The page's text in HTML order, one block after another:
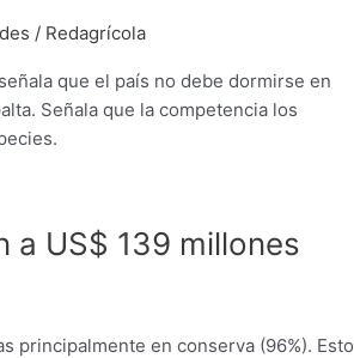
/ Redagrícola
que el país no debe dormirse en
Señala que la competencia los
a US$ 139 millones
principalmente en conserva (96%). Esto